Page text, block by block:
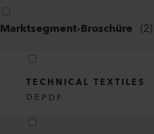
Marktsegment-Broschüre (2)
TECHNICAL TEXTILES
DE PDF